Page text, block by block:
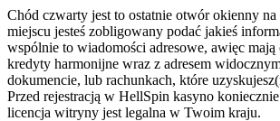
Chód czwarty jest to ostatnie otwór okienny
miejscu jesteś zobligowany podać jakieś
wspólnie to wiadomości adresowe, awięc
kredyty harmonijne wraz z adresem
dokumencie, lub rachunkach, które
Przed rejestracją w HellSpin kasyno
licencja witryny jest legalna w Twoim kraju.